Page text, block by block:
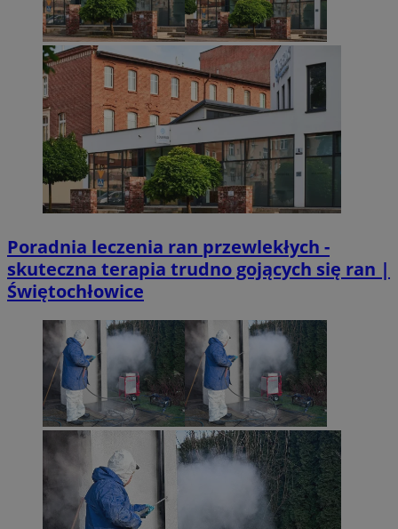
Poradnia leczenia ran przewlekłych -
skuteczna terapia trudno gojących się ran |
Świętochłowice